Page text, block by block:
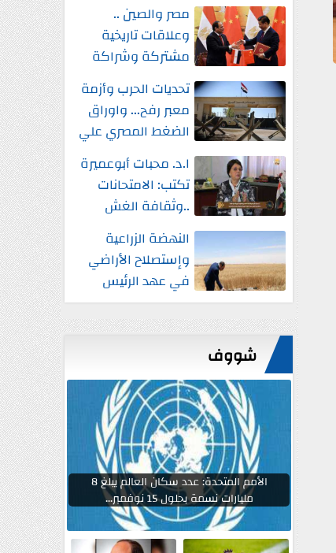
مصر والصين ..
وعلاقات تاريخية
مشتركة وشراكة
إستراتيجية شاملة
واستثمارات جديدةتحديات الحرب وأزمة
معبر رفح... واوراق
الضغط المصري علي
ا.د. محبات أبوعميرة
تكتب: الامتحانات
..وثقافة الغش
النهضة الزراعية
وإستصلاح الأراضي
في عهد الرئيس
السيسي
شووف
الأمم المتحدة: عدد سكان العالم يبلغ 8
مليارات نسمة بحلول 15 نوفمبر...